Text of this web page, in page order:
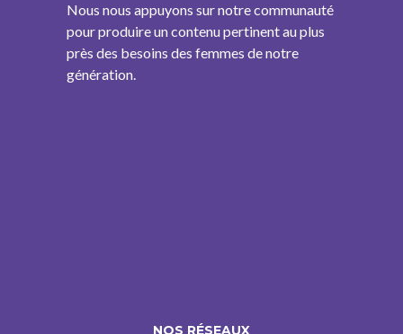
Nous nous appuyons sur notre communauté
pour produire un contenu pertinent au plus
près des besoins des femmes de notre
génération.
NOS RÉSEAUX